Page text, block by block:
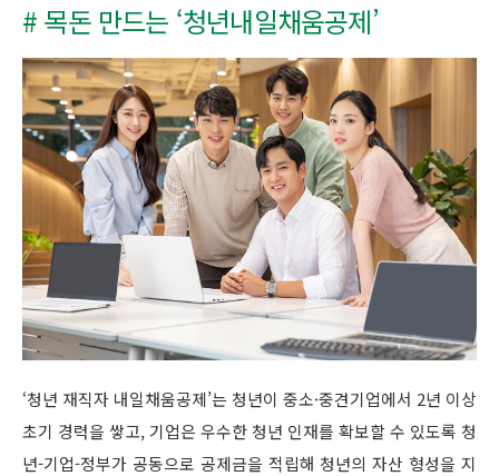
# 목돈 만드는 ‘청년내일채움공제’
‘청년 재직자 내일채움공제’는 청년이 중소·중견기업에서 2년 이상
초기 경력을 쌓고, 기업은 우수한 청년 인재를 확보할 수 있도록 청
년-기업-정부가 공동으로 공제금을 적립해 청년의 자산 형성을 지